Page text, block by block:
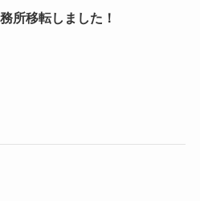
所移転しました！